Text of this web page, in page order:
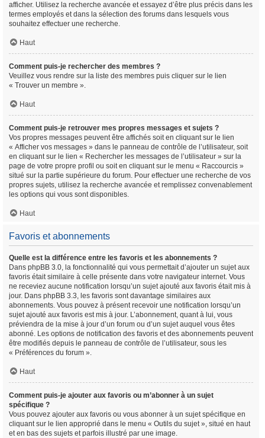
afficher. Utilisez la recherche avancée et essayez d’être plus précis dans les
termes employés et dans la sélection des forums dans lesquels vous
souhaitez effectuer une recherche.
Haut
Comment puis-je rechercher des membres ?
Veuillez vous rendre sur la liste des membres puis cliquer sur le lien
« Trouver un membre ».
Haut
Comment puis-je retrouver mes propres messages et sujets ?
Vos propres messages peuvent être affichés soit en cliquant sur le lien
« Afficher vos messages » dans le panneau de contrôle de l’utilisateur, soit
en cliquant sur le lien « Rechercher les messages de l’utilisateur » sur la
page de votre propre profil ou soit en cliquant sur le menu « Raccourcis »
situé sur la partie supérieure du forum. Pour effectuer une recherche de vos
propres sujets, utilisez la recherche avancée et remplissez convenablement
les options qui vous sont disponibles.
Haut
Favoris et abonnements
Quelle est la différence entre les favoris et les abonnements ?
Dans phpBB 3.0, la fonctionnalité qui vous permettait d’ajouter un sujet aux
favoris était similaire à celle présente dans votre navigateur internet. Vous
ne receviez aucune notification lorsqu’un sujet ajouté aux favoris était mis à
jour. Dans phpBB 3.3, les favoris sont davantage similaires aux
abonnements. Vous pouvez à présent recevoir une notification lorsqu’un
sujet ajouté aux favoris est mis à jour. L’abonnement, quant à lui, vous
préviendra de la mise à jour d’un forum ou d’un sujet auquel vous êtes
abonné. Les options de notification des favoris et des abonnements peuvent
être modifiés depuis le panneau de contrôle de l’utilisateur, sous les
« Préférences du forum ».
Haut
Comment puis-je ajouter aux favoris ou m’abonner à un sujet
spécifique ?
Vous pouvez ajouter aux favoris ou vous abonner à un sujet spécifique en
cliquant sur le lien approprié dans le menu « Outils du sujet », situé en haut
et en bas des sujets et parfois illustré par une image.